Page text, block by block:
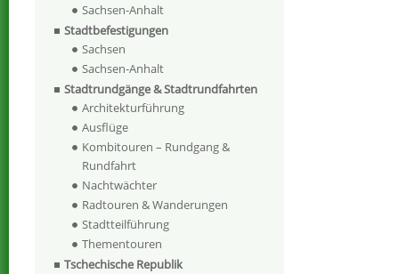
Sachsen-Anhalt
Stadtbefestigungen
Sachsen
Sachsen-Anhalt
Stadtrundgänge & Stadtrundfahrten
Architekturführung
Ausflüge
Kombitouren – Rundgang &
Rundfahrt
Nachtwächter
Radtouren & Wanderungen
Stadtteilführung
Thementouren
Tschechische Republik